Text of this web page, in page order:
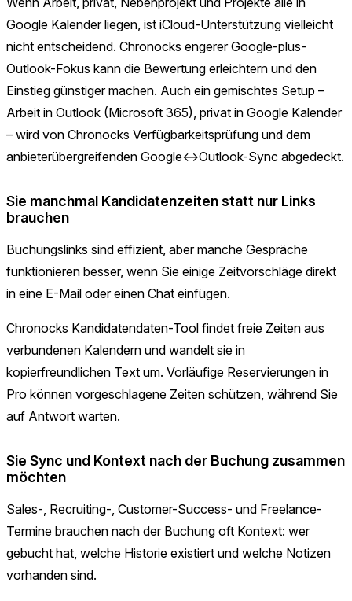
Google Kalender liegen, ist iCloud-Unterstützung vielleicht
nicht entscheidend. Chronocks engerer Google-plus-
Outlook-Fokus kann die Bewertung erleichtern und den
Einstieg günstiger machen. Auch ein gemischtes Setup –
Arbeit in Outlook (Microsoft 365), privat in Google Kalender
– wird von Chronocks Verfügbarkeitsprüfung und dem
anbieterübergreifenden Google↔Outlook-Sync abgedeckt.
Sie manchmal Kandidatenzeiten statt nur Links
brauchen
Buchungslinks sind effizient, aber manche Gespräche
funktionieren besser, wenn Sie einige Zeitvorschläge direkt
in eine E-Mail oder einen Chat einfügen.
Chronocks Kandidatendaten-Tool findet freie Zeiten aus
verbundenen Kalendern und wandelt sie in
kopierfreundlichen Text um. Vorläufige Reservierungen in
Pro können vorgeschlagene Zeiten schützen, während Sie
auf Antwort warten.
Sie Sync und Kontext nach der Buchung zusammen
möchten
Sales-, Recruiting-, Customer-Success- und Freelance-
Termine brauchen nach der Buchung oft Kontext: wer
gebucht hat, welche Historie existiert und welche Notizen
vorhanden sind.